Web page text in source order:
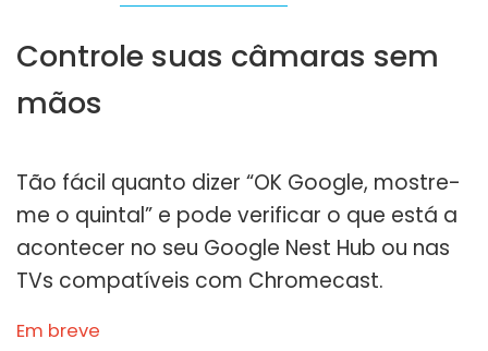
Controle suas câmaras sem
mãos
Tão fácil quanto dizer “OK Google, mostre-
me o quintal” e pode verificar o que está a
acontecer no seu Google Nest Hub ou nas
TVs compatíveis com Chromecast.
Em breve